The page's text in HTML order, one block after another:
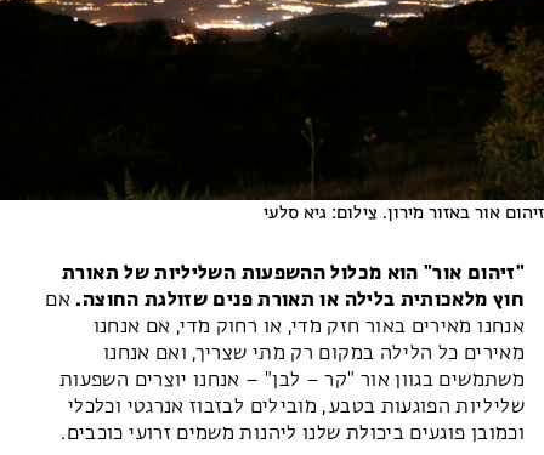
זיהום אור באזור מירון. צילום: גיא סלעי
"זיהום אור" הוא מכלול ההשפעות השליליות של תאורת
חוץ מלאכותית בלילה או תאורת פנים שזולגת החוצה. אם
אנחנו מאירים באור חזק מדי, או רחוק מדי, אם אנחנו
מאירים כל הלילה במקום רק מתי שצריך, ואם אנחנו
משתמשים בגוון אור "קר – לבן" – אנחנו יוצרים השפעות
שליליות הפוגעות בטבע, מובילים לבזבוז אנרגטי וכלכלי
וכמובן פוגעים ביכולת שלנו ליהנות משמים זרועי כוכבים.